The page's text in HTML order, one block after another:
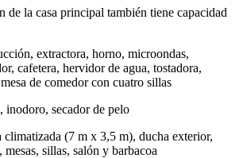
de la casa principal también tiene capacidad
extractora, horno, microondas,
cafetera, hervidor de agua, tostadora,
de comedor con cuatro sillas
inodoro, secador de pelo
climatizada (7 m x 3,5 m), ducha exterior,
sillas, salón y barbacoa